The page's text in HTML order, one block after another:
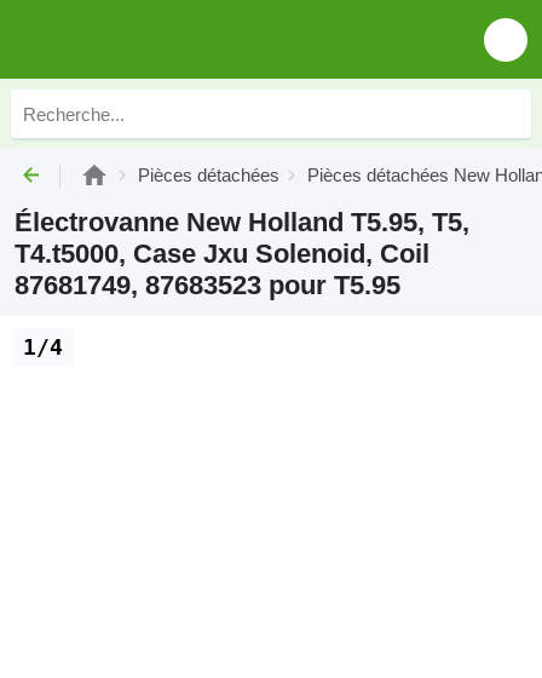
Pièces détachées Pièces détachées New
Électrovanne New Holland T5.95, T5,
T4.t5000, Case Jxu Solenoid, Coil
87681749, 87683523 pour T5.95
1/4